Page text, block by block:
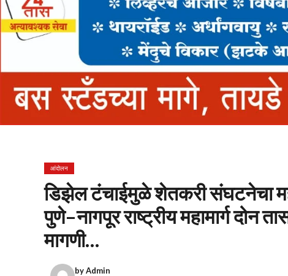
आंदोलन
डिझेल टंचाईमुळे शेतकरी संघटनेचा
पुणे–नागपूर राष्ट्रीय महामार्ग दोन
मागणी…
byAdmin